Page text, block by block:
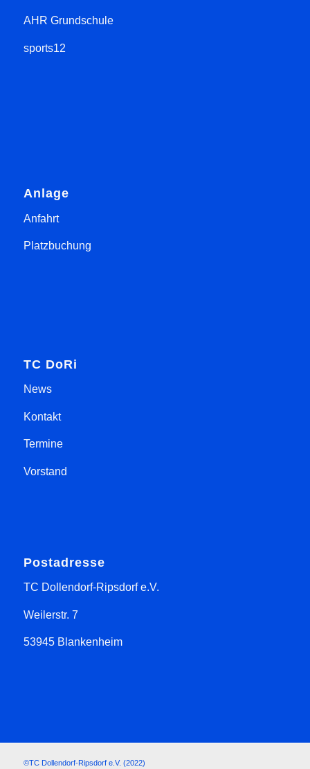
AHR Grundschule
sports12
Anlage
Anfahrt
Platzbuchung
TC DoRi
News
Kontakt
Termine
Vorstand
Postadresse
TC Dollendorf-Ripsdorf e.V.
Weilerstr. 7
53945 Blankenheim
©TC Dollendorf-Ripsdorf e.V. (2022)